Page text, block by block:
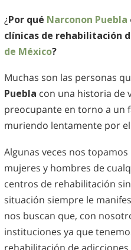
¿Por qué Narconon Puebla
clínicas de rehabilitación
de México?
Muchas son las personas
Puebla con una historia de
preocupante en torno a un
muriendo lentamente por
Algunas veces nos
mujeres y hombres de
centros de rehabilitación
situación siempre le
nos buscan que, con
instituciones ya que